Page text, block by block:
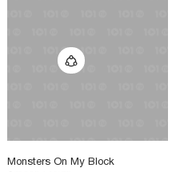
Monsters On My Block